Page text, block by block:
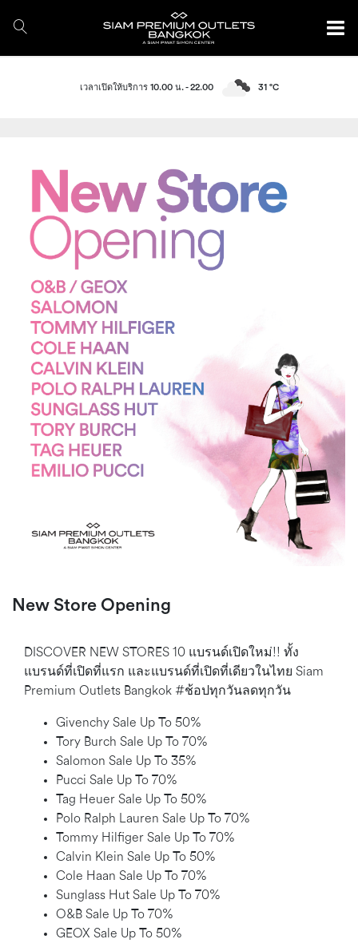
เวลาเปิดให้บริการ 10.00 น. - 22.00 31 °C
New Store Opening
DISCOVER NEW STORES 10 แบรนด์เปิดใหม่!! ทั้ง
แบรนด์ที่เปิดที่แรก และแบรนด์ที่เปิดที่เดียวในไทย Siam
Premium Outlets Bangkok​ #ช้อปทุกวันลดทุกวัน
Givenchy Sale Up To 50%
Tory Burch Sale Up To 70%
Salomon Sale Up To 35%
Pucci Sale Up To 70%
Tag Heuer Sale Up To 50%
Polo Ralph Lauren Sale Up To 70%
Tommy Hilfiger Sale Up To 70%
Calvin Klein Sale Up To 50%
Cole Haan Sale Up To 70%
Sunglass Hut Sale Up To 70%
O&B Sale Up To 70%
GEOX Sale Up To 50%